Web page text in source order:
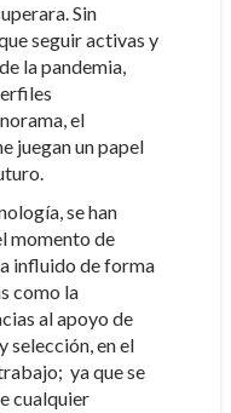
Sin
seguir activas y
la pandemia,
el
juegan un papel
se han
momento de
influido de forma
como la
al apoyo de
selección, en el
ya que se
cualquier